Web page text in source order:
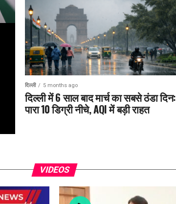
दिल्ली 5 months ago
दिल्ली में 6 साल बाद मार्च का सबसे ठंडा दिन:
पारा 10 डिग्री नीचे, AQI में बड़ी राहत
VIDEOS